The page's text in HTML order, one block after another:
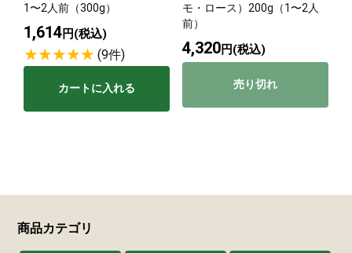
1〜2人前（300g）
1,614円(税込)
(9件)
カートに入れる
モ・ロース）200g（1〜2人
前）
4,320円(税込)
売り切れ
商品カテゴリ